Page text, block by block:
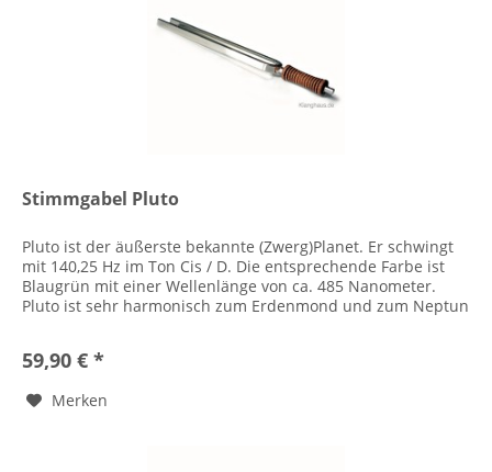
Stimmgabel Pluto
Pluto ist der äußerste bekannte (Zwerg)Planet. Er schwingt
mit 140,25 Hz im Ton Cis / D. Die entsprechende Farbe ist
Blaugrün mit einer Wellenlänge von ca. 485 Nanometer.
Pluto ist sehr harmonisch zum Erdenmond und zum Neptun
59,90 € *
Merken